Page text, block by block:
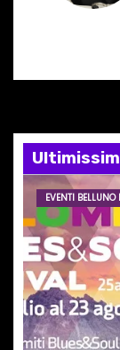
e
a
r
t
i
c
EVENTI